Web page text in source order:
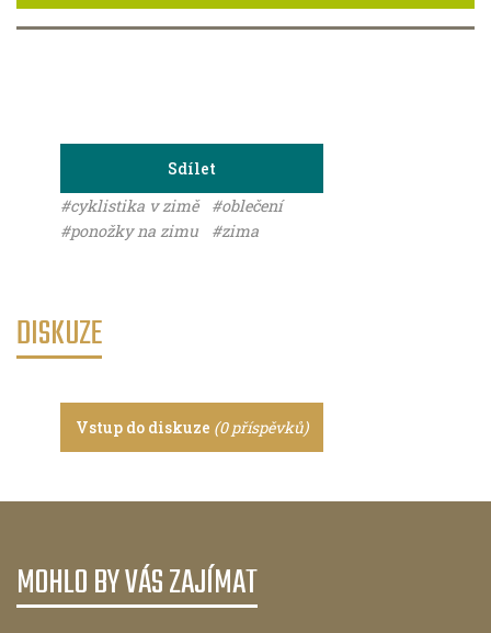
Sdílet
#cyklistika v zimě #oblečení
#ponožky na zimu
#zima
DISKUZE
Vstup do diskuze (0 příspěvků)
MOHLO BY VÁS ZAJÍMAT